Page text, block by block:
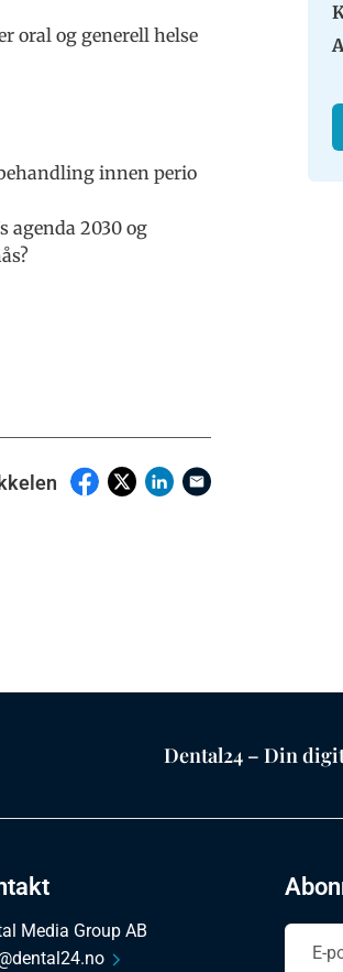
oral og generell helse
innen perio
agenda 2030 og
Dental24 – Din
Media Group AB